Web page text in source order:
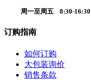
周一至周五 8:30-16:30
订购指南
如何订购
大包装询价
销售条款